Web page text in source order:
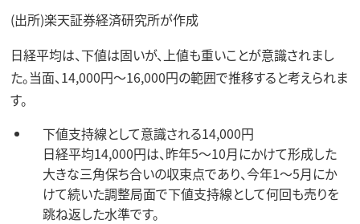
(出所)楽天証券経済研究所が作成
日経平均は、下値は固いが、上値も重いことが意識されまし
た。当面、14,000円～16,000円の範囲で推移すると考えられま
す。
下値支持線として意識される14,000円
日経平均14,000円は、昨年5～10月にかけて形成した
大きな三角保ち合いの収束点であり、今年1～5月にか
けて続いた調整局面で下値支持線として何回も売りを
跳ね返した水準です。